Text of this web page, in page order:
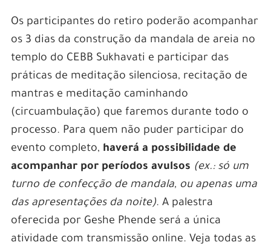
Os participantes do retiro poderão acompanhar
os 3 dias da construção da mandala de areia no
templo do CEBB Sukhavati e participar das
práticas de meditação silenciosa, recitação de
mantras e meditação caminhando
(circuambulação) que faremos durante todo o
processo. Para quem não puder participar do
evento completo, haverá a possibilidade de
acompanhar por períodos avulsos (ex.: só um
turno de confecção de mandala, ou apenas uma
das apresentações da noite). A palestra
oferecida por Geshe Phende será a única
atividade com transmissão online. Veja todas as